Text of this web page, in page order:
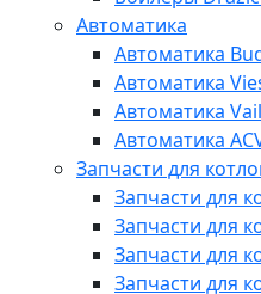
Автоматика
Автоматика
Автоматика
Автоматика
Автоматика
Запчасти для
Запчасти для
Запчасти для
Запчасти для
Запчасти для